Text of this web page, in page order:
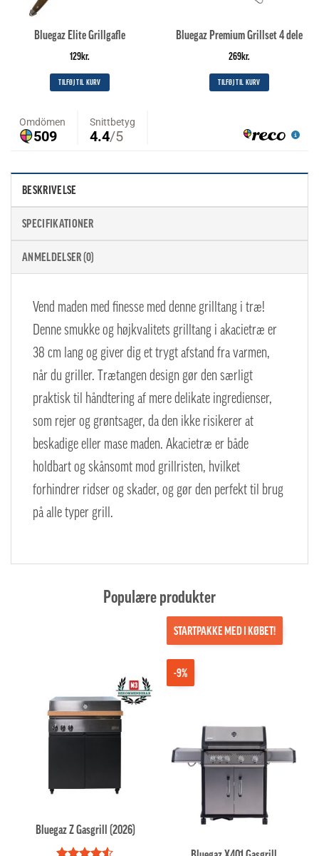
Bluegaz Elite Grillgafle
129kr.
TILFØJ TIL KURV
Bluegaz Premium Grillset 4 dele
269kr.
TILFØJ TIL KURV
BESKRIVELSE
SPECIFIKATIONER
ANMELDELSER (0)
Vend maden med finesse med denne grilltang i træ!
Denne smukke og højkvalitets grilltang i akacietræ er
38 cm lang og giver dig et trygt afstand fra varmen,
når du griller. Trætangen design gør den særligt
praktisk til håndtering af mere delikate ingredienser,
som rejer og grøntsager, da den ikke risikerer at
beskadige eller mase maden. Akacietræ er både
holdbart og skånsomt mod grillristen, hvilket
forhindrer ridser og skader, og gør den perfekt til brug
på alle typer grill.
Populære produkter
Bluegaz Z Gasgrill (2026)
-9%
STARTPAKKE MED I KØBET!